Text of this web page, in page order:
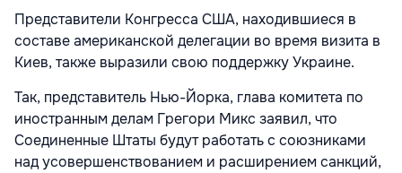
Представители Конгресса США, находившиеся в
составе американской делегации во время визита в
Киев, также выразили свою поддержку Украине.
Так, представитель Нью-Йорка, глава комитета по
иностранным делам Грегори Микс заявил, что
Соединенные Штаты будут работать с союзниками
над усовершенствованием и расширением санкций,